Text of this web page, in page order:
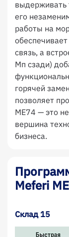
выдерживать
его
работы на
связь, а
Мп сзади)
горячей
позволяет
ME74 — это
вершина
бизнеса.
Meferi
Склад 15